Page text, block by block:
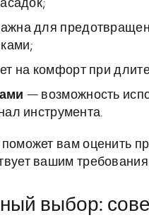
для
на комфорт при
— возможность
инструмента.
поможет вам оценить
вашим
выбор: